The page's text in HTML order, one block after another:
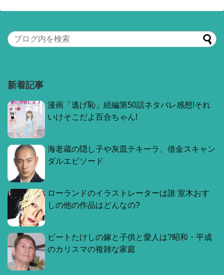
新着記事
漫画「逃げ恥」続編第50話ネタバレ感想!それ
いけそこだよ百合ちゃん!
海老蔵の隠し子や灰皿テキーラ、借金スキャン
ダルエピソード
ローランドのイラストレーターは誰 室木おす
しの他の作品はどんなの?
ビートたけしの嫁と子供と愛人は?昭和・平成
のカリスマの複雑な家庭